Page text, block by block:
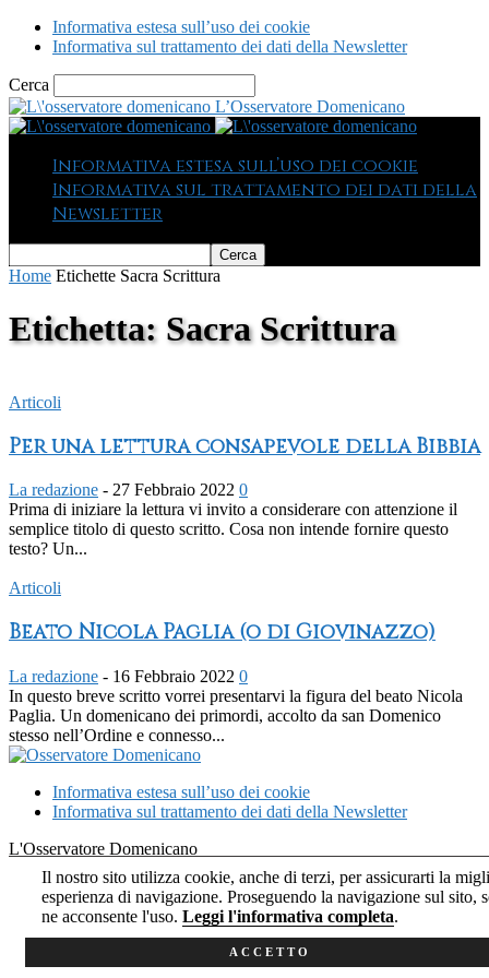
Il nostro sito utilizza cookie, anche di terzi, per assicurarti la
esperienza di navigazione. Proseguendo la navigazione sul sito,
ne acconsente l'uso. Leggi l'informativa completa.
ACCETTO
Informativa estesa sull’uso dei cookie
Informativa sul trattamento dei dati della Newsletter
Cerca
L’Osservatore Domenicano
Informativa estesa sull’uso dei cookie
Informativa sul trattamento dei dati della
Newsletter
Home Etichette Sacra Scrittura
Etichetta: Sacra Scrittura
Articoli
Per una lettura consapevole della Bibbia
La redazione - 27 Febbraio 2022 0
Prima di iniziare la lettura vi invito a considerare con attenzione il
semplice titolo di questo scritto. Cosa non intende fornire questo
testo? Un...
Articoli
Beato Nicola Paglia (o di Giovinazzo)
La redazione - 16 Febbraio 2022 0
In questo breve scritto vorrei presentarvi la figura del beato Nicola
Paglia. Un domenicano dei primordi, accolto da san Domenico
stesso nell’Ordine e connesso...
Informativa estesa sull’uso dei cookie
Informativa sul trattamento dei dati della Newsletter
L'Osservatore Domenicano